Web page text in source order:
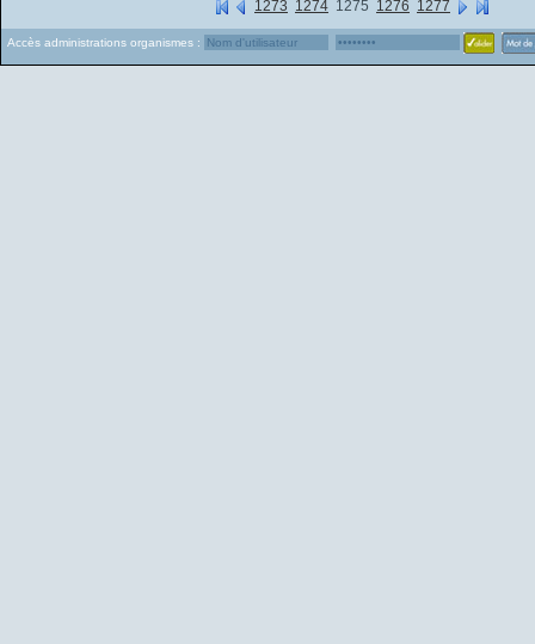
1273 1274 1275 1276 1277
Accès administrations organismes :